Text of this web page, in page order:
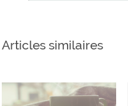
Articles similaires